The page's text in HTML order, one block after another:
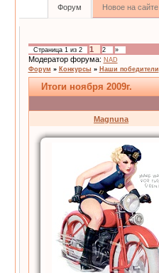
Форум Новое на сайте
Страница 1из 2 1 2 »
Модератор форума: NAD
Форум » Конкурсы » Наши победители
Итоги ноября 2009г.
Magnuna